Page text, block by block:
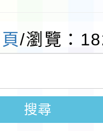
）演習－
畫」
知識線上
度第1學
課鐘點教
市115學年
/瀏覽：
搜尋